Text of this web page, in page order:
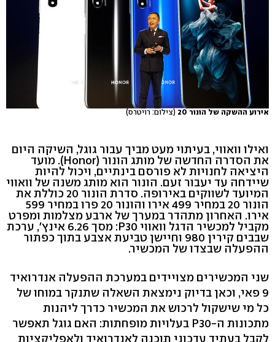
אירוע ההשקה של הונור 20 (צילום: רויטרס)
ואילו וואווי, בעיתוי מעט מביך עבור גוגל, השיקה היום
את הסדרה החדשה של מותג הונור (Honor). מועד
היציאה לחנויות לא פורסם בינתיים, ויכול להיות
שיידחה עד יעבור זעם. הונור הוא מותג משנה של וואווי
המיועד לשווקים באירופה. סדרת הונור 20 כוללת את
הונור 20 במחיר 499 אירו והונור 20 פרו במחיר 599
אירו. האחרון מתהדר במערך של ארבע מצלמות ומפרט
מקביל למכשיר הדגל וואווי P30: מסך 6.26 אינץ', ערכת
שבבים קירין 980 וחיישן טביעת אצבע בתוך כפתור
ההפעלה שבצדו של המכשיר.
שני המכשירים מצויידים במערכת ההפעלה אנדרואיד
9 פאי, וכאן בדיוק נימצאת השאלה שתנקר במוחו של
כל מי שישקול לרכוש את המכשיר כדרך ליהנות
מתכונות ה-P30 בעלויות מופחתות: האם גוגל תאפשר
לקבל בעתיד עדכוני תוכנה לאנדרואיד ולאפליקציות